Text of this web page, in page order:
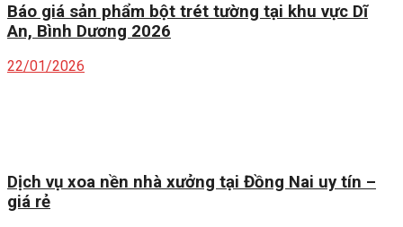
Báo giá sản phẩm bột trét tường tại khu vực Dĩ
An, Bình Dương 2026
22/01/2026
Dịch vụ xoa nền nhà xưởng tại Đồng Nai uy tín –
giá rẻ